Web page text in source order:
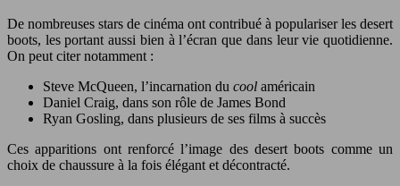
De nombreuses stars de cinéma ont contribué à populariser les desert
boots, les portant aussi bien à l’écran que dans leur vie quotidienne.
On peut citer notamment :
Steve McQueen, l’incarnation du cool américain
Daniel Craig, dans son rôle de James Bond
Ryan Gosling, dans plusieurs de ses films à succès
Ces apparitions ont renforcé l’image des desert boots comme un
choix de chaussure à la fois élégant et décontracté.